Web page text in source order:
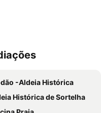
-Aldeia Histórica
Histórica de Sortelha